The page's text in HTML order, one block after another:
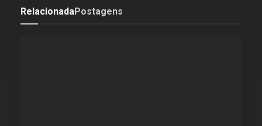
RelacionadaPostagens